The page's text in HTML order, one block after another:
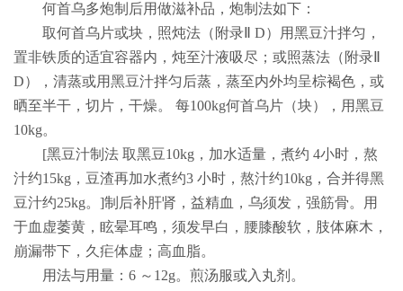
何首乌多炮制后用做滋补品，炮制法如下：
取何首乌片或块，照炖法（附录Ⅱ
D）用黑豆汁拌匀，
置非铁质的适宜容器内，炖至汁液吸尽；或照蒸法（附录Ⅱ
D），清蒸或用黑豆汁拌匀后蒸，蒸至内外均呈棕褐色，或
晒至半干，切片，干燥。 每100kg何首乌片（块），用黑豆
10kg。
[黑豆汁制法 取黑豆10kg ，加水适量，煮约 4小时，熬
汁约15kg ，豆渣再加水煮约3 小时，熬汁约10kg ，合并得黑
豆汁约25kg。 ]制后补肝肾，益精血，乌须发，强筋骨。用
于血虚萎黄，眩晕耳鸣，须发早白，腰膝酸软，肢体麻木，
崩漏带下，久疟体虚；高血脂。
用法与用量： 6 ～ 12g。煎汤服或入丸剂。